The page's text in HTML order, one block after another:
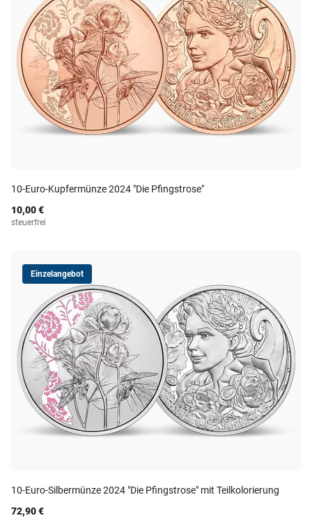
10-Euro-Kupfermünze 2024 "Die Pfingstrose"
10,00 €
steuerfrei
Einzelangebot
10-Euro-Silbermünze 2024 "Die Pfingstrose" mit Teilkolorierung
72,90 €